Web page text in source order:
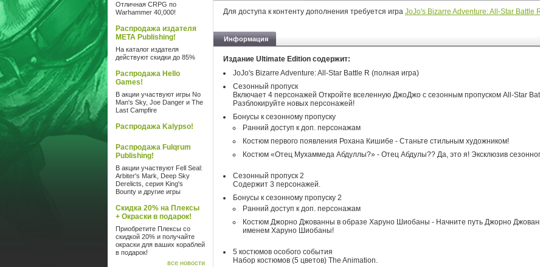
Отличная CRPG по
Warhammer 40,000!
Распродажа издателя
META Publishing!
На каталог издателя
действуют скидки до 85%
Распродажа Hello
Games!
В акции участвуют игры No
Man's Sky, Joe Danger и The
Last Campfire
Распродажа Kalypso!
Распродажа Fulqrum
Publishing!
В акции участвуют Fell Seal:
Arbiter's Mark, Deep Sky
Derelicts, серия King's
Bounty и другие игры
Скидка 20% на Плексы
+ Окраски в подарок!
Приобретите Плексы со
скидкой 20% и получайте
окраски для ваших кораблей
в подарок!
все новости
Для доступа к контенту дополнения требуется игра JoJo's Bizarre Adventure: All-Star Battle
Информация
Издание Ultimate Edition содержит:
JoJo's Bizarre Adventure: All-Star Battle R (полная игра)
Сезонный пропуск
Включает 4 персонажей Откройте вселенную ДжоДжо с сезонным пропуском All-Star
Разблокируйте новых персонажей!
Бонусы к сезонному пропуску
Ранний доступ к доп. персонажам
Костюм первого появления Рохана Кишибе - Станьте стильным художником!
Костюм «Отец Мухаммеда Абдуллы?» - Отец Абдулы?? Да, это я! Эксклюзив
Сезонный пропуск 2
Содержит 3 персонажей.
Бонусы к сезонному пропуску 2
Ранний доступ к доп. персонажам
Костюм Джорно Джованны в образе Харуно Шиобаны - Начните путь Джорно
именем Харуно Шиобаны!
5 костюмов особого события
Набор костюмов (5 цветов) The Animation.